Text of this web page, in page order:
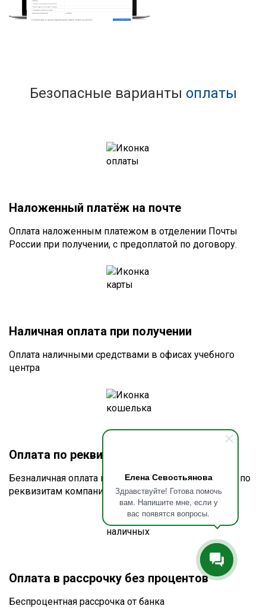
Елена Севостьянова
Здравствуйте! Готова помочь
вам. Напишите мне, если у
вас появятся вопросы.
Безопасные варианты оплаты
Наложенный платёж на почте
Оплата наложенным платежом в отделении Почты
России при получении, с предоплатой по договору.
Наличная оплата при получении
Оплата наличными средствами в офисах учебного
центра
Оплата по реквизитам или счету
Безналичная оплата по счёту для юридических лиц по
реквизитам компании
Оплата в рассрочку без процентов
Беспроцентная рассрочка от банка